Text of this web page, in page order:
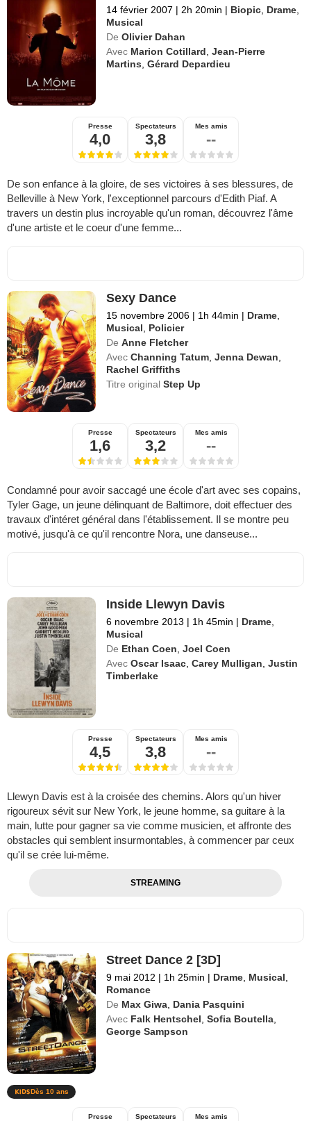
14 février 2007 | 2h 20min | Biopic Drame
Musical
De Olivier Dahan
Avec Marion Cotillard ,Jean-Pierre
Martins ,Gérard Depardieu
Presse
4,0
Spectateurs
3,8
Mes amis
--
De son enfance à la gloire, de ses victoires à ses blessures, de
Belleville à New York, l'exceptionnel parcours d'Edith Piaf. A
travers un destin plus incroyable qu'un roman, découvrez l'âme
d'une artiste et le coeur d'une femme...
Sexy Dance
15 novembre 2006 | 1h 44min | Drame,
Musical, Policier
De Anne Fletcher
Avec Channing Tatum,Jenna Dewan,
Rachel Griffiths
Titre originalStep Up
Presse
1,6
Spectateurs
3,2
Mes amis
--
Condamné pour avoir saccagé une école d'art avec ses copains,
Tyler Gage, un jeune délinquant de Baltimore, doit effectuer des
travaux d'intéret général dans l'établissement. Il se montre peu
motivé, jusqu'à ce qu'il rencontre Nora, une danseuse...
Inside Llewyn Davis
6 novembre 2013 | 1h 45min | Drame,
Musical
De Ethan Coen,Joel Coen
Avec Oscar Isaac,Carey Mulligan,Justin
Timberlake
Presse
4,5
Spectateurs
3,8
Mes amis
--
Llewyn Davis est à la croisée des chemins. Alors qu'un hiver
rigoureux sévit sur New York, le jeune homme, sa guitare à la
main, lutte pour gagner sa vie comme musicien, et affronte des
obstacles qui semblent insurmontables, à commencer par ceux
qu'il se crée lui-même.
STREAMING
Street Dance 2 [3D]
9 mai 2012 | 1h 25min | Drame, Musical,
Romance
De Max Giwa, Dania Pasquini
Avec Falk Hentschel,Sofia Boutella,
George Sampson
Dès 10 ans
Presse Spectateurs Mes amis